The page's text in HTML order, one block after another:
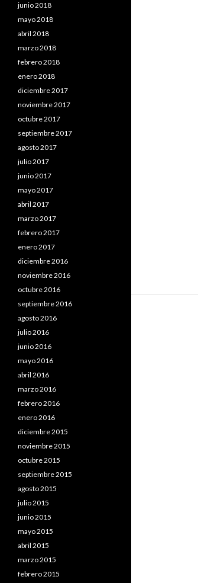
junio 2018
mayo 2018
abril 2018
marzo 2018
febrero 2018
enero 2018
diciembre 2017
noviembre 2017
octubre 2017
septiembre 2017
agosto 2017
julio 2017
junio 2017
mayo 2017
abril 2017
marzo 2017
febrero 2017
enero 2017
diciembre 2016
noviembre 2016
octubre 2016
septiembre 2016
agosto 2016
julio 2016
junio 2016
mayo 2016
abril 2016
marzo 2016
febrero 2016
enero 2016
diciembre 2015
noviembre 2015
octubre 2015
septiembre 2015
agosto 2015
julio 2015
junio 2015
mayo 2015
abril 2015
marzo 2015
febrero 2015